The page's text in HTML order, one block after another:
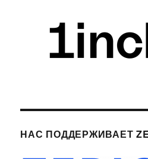
НАС ПОДДЕРЖИВАЕТ